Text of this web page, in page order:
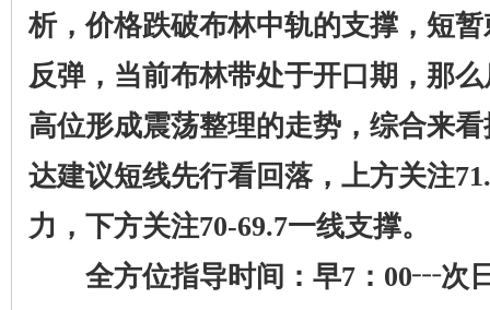
析，价格跌破布林中轨的支撑，短
反弹，当前布林带处于开口期，那
高位形成震荡整理的走势，综合来
达建议短线先行看回落，上方关注
力，下方关注70-69.7一线支撑。
全方位指导时间：早7：00┄次日